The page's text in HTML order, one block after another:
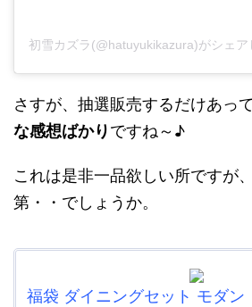
初雪カズラ(@hatuyukikazura)がシェア
さすが、抽選販売するだけあって
な感想ばかりですね～♪
これは是非一品欲しい所ですが
第・・でしょうか。
福袋 ダイニングセット モダン